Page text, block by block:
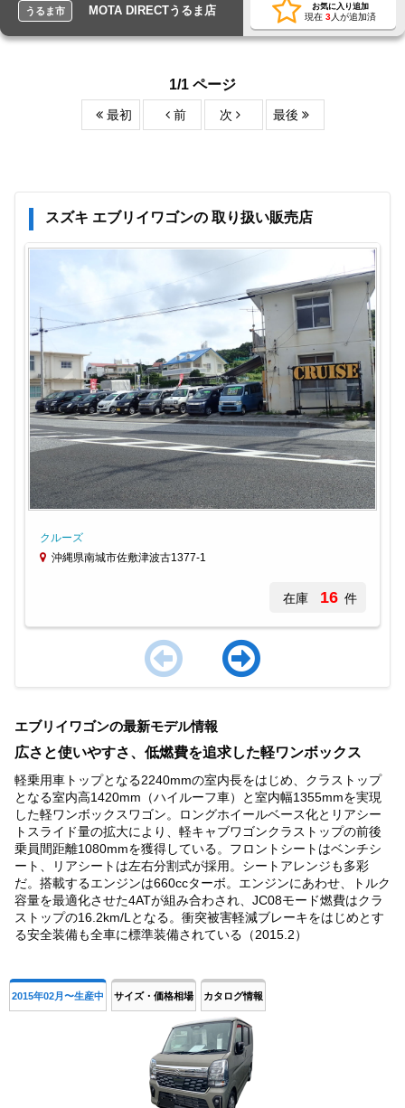
うるま市 MOTA DIRECTうるま店 お気に入り追加
現在 3人が追加済
1/1 ページ
最初 前 次 最後
スズキ エブリイワゴンの 取り扱い販売店
クルーズ
沖縄県南城市佐敷津波古1377-1
在庫 16 件
of
エブリイワゴンの最新モデル情報
広さと使いやすさ、低燃費を追求した軽ワンボックス
軽乗用車トップとなる2240mmの室内長をはじめ、クラストップ
となる室内高1420mm（ハイルーフ車）と室内幅1355mmを実現
した軽ワンボックスワゴン。ロングホイールベース化とリアシー
トスライド量の拡大により、軽キャブワゴンクラストップの前後
乗員間距離1080mmを獲得している。フロントシートはベンチシ
ート、リアシートは左右分割式が採用。シートアレンジも多彩
だ。搭載するエンジンは660ccターボ。エンジンにあわせ、トルク
容量を最適化させた4ATが組み合わされ、JC08モード燃費はクラ
ストップの16.2km/Lとなる。衝突被害軽減ブレーキをはじめとす
る安全装備も全車に標準装備されている（2015.2）
2015年02月〜生産中 サイズ・価格相場 カタログ情報